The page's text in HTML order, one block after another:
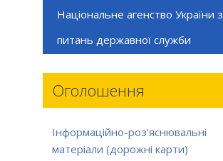
Національне агенство України з
питань державної служби
Оголошення
Інформаційно-роз'яснювальні
матеріали (дорожні карти)